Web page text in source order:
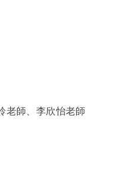
老師、李欣怡老師